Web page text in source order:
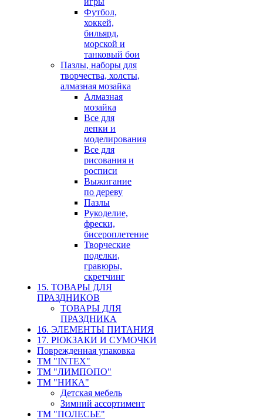
Футбол,
хоккей,
бильярд,
морской и
танковый бои
Пазлы, наборы для
творчества, холсты,
алмазная мозайка
Алмазная
мозайка
Все для
лепки и
моделирования
Все для
рисования и
росписи
Выжигание
по дереву
Пазлы
Рукоделие,
фрески,
бисероплетение
Творческие
поделки,
гравюры,
скретчинг
15. ТОВАРЫ ДЛЯ
ПРАЗДНИКОВ
ТОВАРЫ ДЛЯ
ПРАЗДНИКА
16. ЭЛЕМЕНТЫ ПИТАНИЯ
17. РЮКЗАКИ И СУМОЧКИ
Поврежденная упаковка
ТМ "INTEX"
ТМ "ЛИМПОПО"
ТМ "НИКА"
Детская мебель
Зимний ассортимент
ТМ "ПОЛЕСЬЕ"